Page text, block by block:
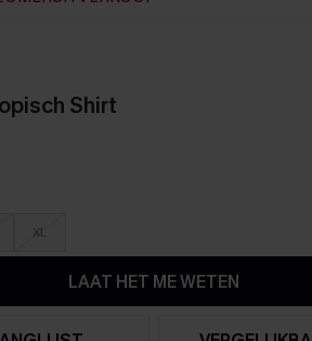
Shirt
XL
LAAT HET ME WETEN